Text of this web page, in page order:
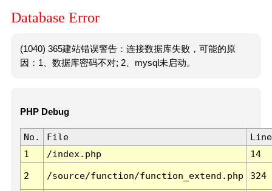
Database Error
(1040) 365建站错误警告：连接数据库失败，可能的原
因：1、数据库密码不对; 2、mysql未启动。
PHP Debug
No. File
Line
1
/index.php 14
2 /source/function/function_extend.php 324